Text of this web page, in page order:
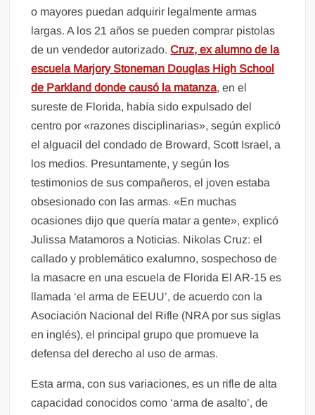
o mayores puedan adquirir legalmente armas
largas. A los 21 años se pueden comprar pistolas
de un vendedor autorizado.Cruz, ex alumno de la
escuela Marjory Stoneman Douglas High School
de Parkland donde causó la matanza, en el
sureste de Florida, había sido expulsado del
centro por «razones disciplinarias», según explicó
el alguacil del condado de Broward, Scott Israel, a
los medios. Presuntamente, y según los
testimonios de sus compañeros, el joven estaba
obsesionado con las armas. «En muchas
ocasiones dijo que quería matar a gente», explicó
Julissa Matamoros a Noticias. Nikolas Cruz: el
callado y problemático exalumno, sospechoso de
la masacre en una escuela de Florida El AR-15 es
llamada ‘el arma de EEUU’, de acuerdo con la
Asociación Nacional del Rifle (NRA por sus siglas
en inglés), el principal grupo que promueve la
defensa del derecho al uso de armas.
Esta arma, con sus variaciones, es un rifle de alta
capacidad conocidos como ‘arma de asalto’, de